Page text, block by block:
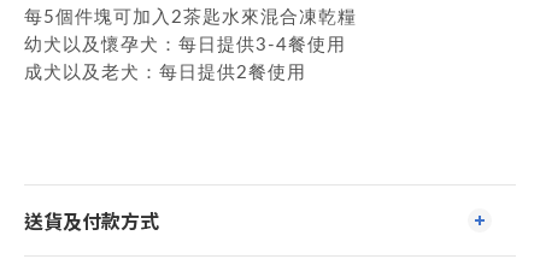
每5個件塊可加入2茶匙水來混合凍乾糧
幼犬以及懷孕犬：每日提供3-4餐使用
成犬以及老犬：每日提供2餐使用
送貨及付款方式